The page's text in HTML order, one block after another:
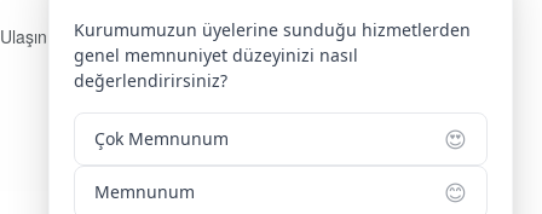
Yenice Mah. Atatürk Cad.
0 386 213 11 86
Kurumumuzun üyelerine sunduğu hizmetlerden
genel memnuniyet düzeyinizi nasıl
değerlendirirsiniz?
Çok Memnunum 😍
Memnunum 😊